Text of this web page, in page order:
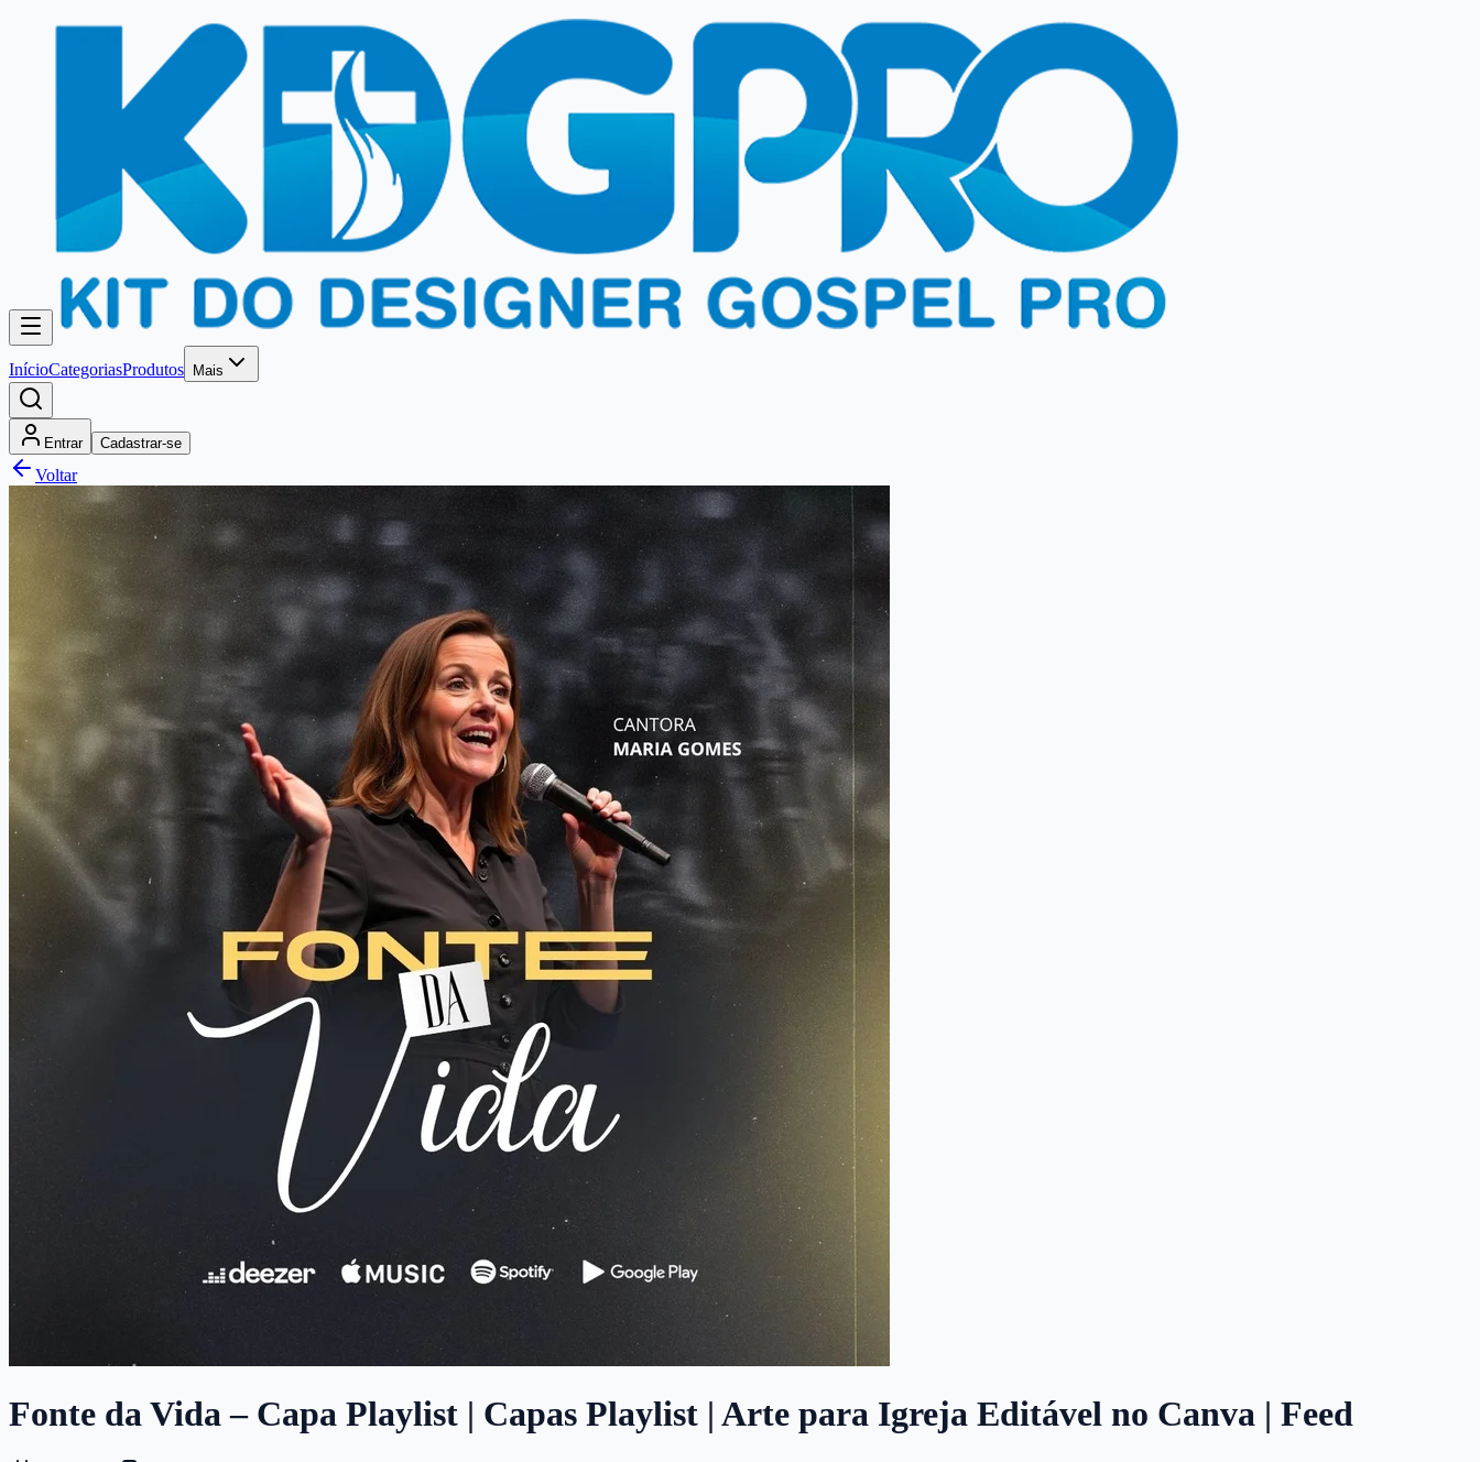
InícioCategoriasProdutos Mais
Entrar Cadastrar-se
Voltar
Fonte da Vida – Capa Playlist | Capas Playlist | Arte para Igreja Editável no Canva | Feed